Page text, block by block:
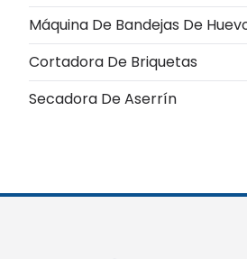
Máquina De Bandejas De
Cortadora De Briquetas
Secadora De Aserrín